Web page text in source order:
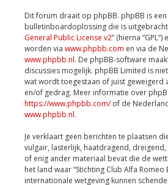
Dit forum draait op phpBB. phpBB is een
bulletinboardoplossing die is
General Public License v2” (hierna
worden via www.phpbb.com en via de
www.phpbb.nl. De phpBB-software
discussies mogelijk. phpBB Limited is
wat wordt toegestaan of juist geweigerd
en/of gedrag. Meer informatie over
https://www.phpbb.com/of de
www.phpbb.nl.
Je verklaart geen berichten te plaatsen
vulgair, lasterlijk, haatdragend,
of enig ander materiaal bevat die de
het land waar “Stichting Club Alfa
internationale wetgeving kunnen